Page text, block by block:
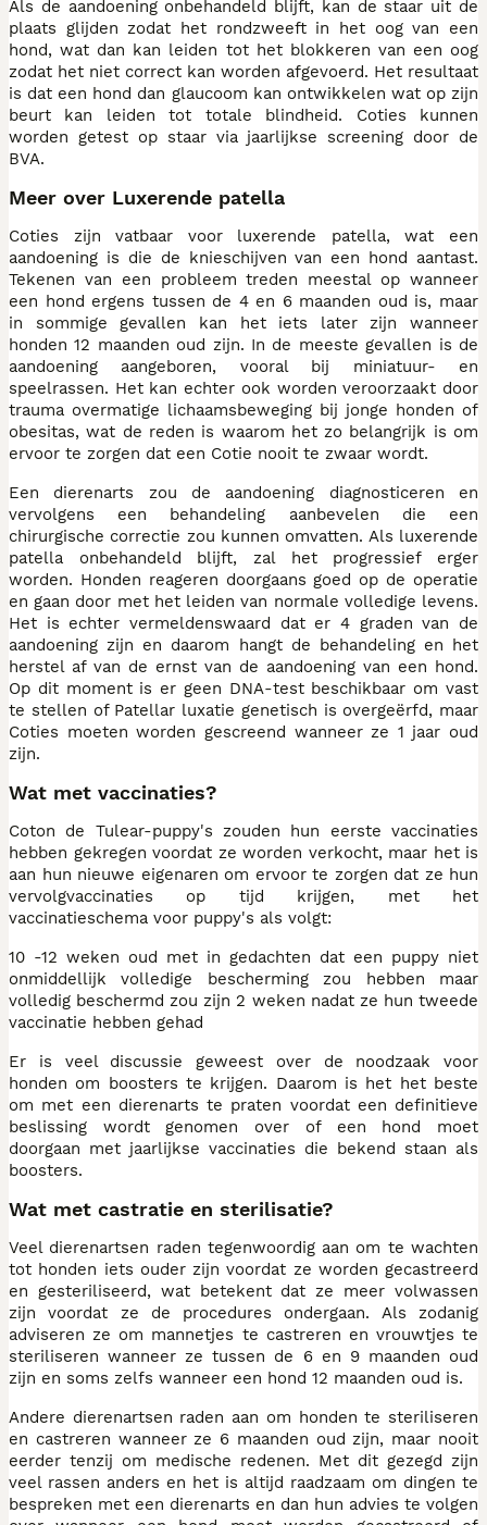
Als de aandoening onbehandeld blijft, kan de staar uit de
plaats glijden zodat het rondzweeft in het oog van een
hond, wat dan kan leiden tot het blokkeren van een oog
zodat het niet correct kan worden afgevoerd. Het resultaat
is dat een hond dan glaucoom kan ontwikkelen wat op zijn
beurt kan leiden tot totale blindheid. Coties kunnen
worden getest op staar via jaarlijkse screening door de
BVA.
Meer over Luxerende patella
Coties zijn vatbaar voor luxerende patella, wat een
aandoening is die de knieschijven van een hond aantast.
Tekenen van een probleem treden meestal op wanneer
een hond ergens tussen de 4 en 6 maanden oud is, maar
in sommige gevallen kan het iets later zijn wanneer
honden 12 maanden oud zijn. In de meeste gevallen is de
aandoening aangeboren, vooral bij miniatuur- en
speelrassen. Het kan echter ook worden veroorzaakt door
trauma overmatige lichaamsbeweging bij jonge honden of
obesitas, wat de reden is waarom het zo belangrijk is om
ervoor te zorgen dat een Cotie nooit te zwaar wordt.
Een dierenarts zou de aandoening diagnosticeren en
vervolgens een behandeling aanbevelen die een
chirurgische correctie zou kunnen omvatten. Als luxerende
patella onbehandeld blijft, zal het progressief erger
worden. Honden reageren doorgaans goed op de operatie
en gaan door met het leiden van normale volledige levens.
Het is echter vermeldenswaard dat er 4 graden van de
aandoening zijn en daarom hangt de behandeling en het
herstel af van de ernst van de aandoening van een hond.
Op dit moment is er geen DNA-test beschikbaar om vast
te stellen of Patellar luxatie genetisch is overgeërfd, maar
Coties moeten worden gescreend wanneer ze 1 jaar oud
zijn.
Wat met vaccinaties?
Coton de Tulear-puppy's zouden hun eerste vaccinaties
hebben gekregen voordat ze worden verkocht, maar het is
aan hun nieuwe eigenaren om ervoor te zorgen dat ze hun
vervolgvaccinaties op tijd krijgen, met het
vaccinatieschema voor puppy's als volgt:
10 -12 weken oud met in gedachten dat een puppy niet
onmiddellijk volledige bescherming zou hebben maar
volledig beschermd zou zijn 2 weken nadat ze hun tweede
vaccinatie hebben gehad
Er is veel discussie geweest over de noodzaak voor
honden om boosters te krijgen. Daarom is het het beste
om met een dierenarts te praten voordat een definitieve
beslissing wordt genomen over of een hond moet
doorgaan met jaarlijkse vaccinaties die bekend staan als
boosters.
Wat met castratie en sterilisatie?
Veel dierenartsen raden tegenwoordig aan om te wachten
tot honden iets ouder zijn voordat ze worden gecastreerd
en gesteriliseerd, wat betekent dat ze meer volwassen
zijn voordat ze de procedures ondergaan. Als zodanig
adviseren ze om mannetjes te castreren en vrouwtjes te
steriliseren wanneer ze tussen de 6 en 9 maanden oud
zijn en soms zelfs wanneer een hond 12 maanden oud is.
Andere dierenartsen raden aan om honden te steriliseren
en castreren wanneer ze 6 maanden oud zijn, maar nooit
eerder tenzij om medische redenen. Met dit gezegd zijn
veel rassen anders en het is altijd raadzaam om dingen te
bespreken met een dierenarts en dan hun advies te volgen